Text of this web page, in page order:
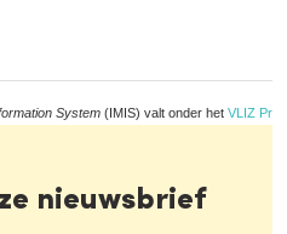
System (IMIS) valt onder het VLIZ
nieuwsbrief